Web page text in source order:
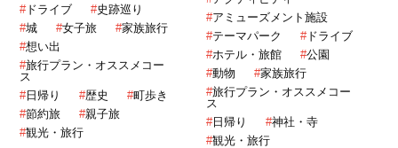
#ドライブ #史跡巡り
#城 #女子旅 #家族旅行
#想い出
#旅行プラン・オススメコー
ス
#日帰り #歴史 #町歩き
#節約旅 #親子旅
#観光・旅行
#アミューズメント施設
#テーマパーク #ドライブ
#ホテル・旅館 #公園
#動物 #家族旅行
#旅行プラン・オススメコー
ス
#日帰り #神社・寺
#観光・旅行